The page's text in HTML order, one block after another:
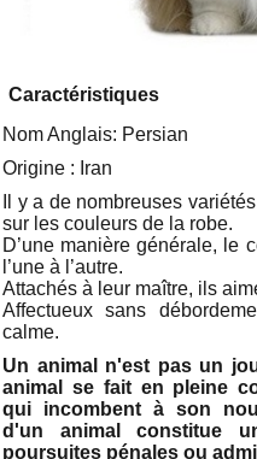
Caractéristiques
Nom Anglais: Persian
Origine : Iran
Il y a de nombreuses
sur les couleurs de la robe.
D’une manière générale, le
l’une à l’autre.
Attachés à leur maître, ils
Affectueux sans
calme.
Un animal n'est pas un
animal se fait en pleine
qui incombent à son
d'un animal constitue
poursuites pénales ou